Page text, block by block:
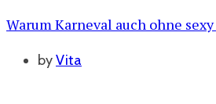
Warum Karneval auch ohne
byVita